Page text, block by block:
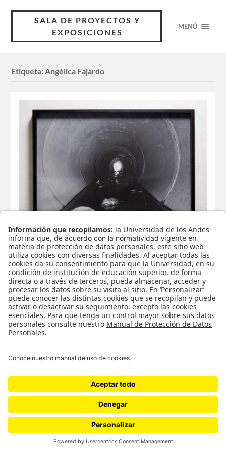
SALA DE PROYECTOS Y
EXPOSICIONES
MENÚ
Etiqueta:Angélica Fajardo
Espacios de Ficción / curaduría de
Angélica Fajardo
ESPACIOS DE FICCIÓN UNA CURADURÍA DE
ANGÉLICA FAJARDO Nicolás Barrera, Abraham
Benjumea, Gabriel Garzón, Daniel Jiménez, David
Latorre, Pablo Lazala, Mariana Saldarriaga, Francia
Villabona Para concebir la…